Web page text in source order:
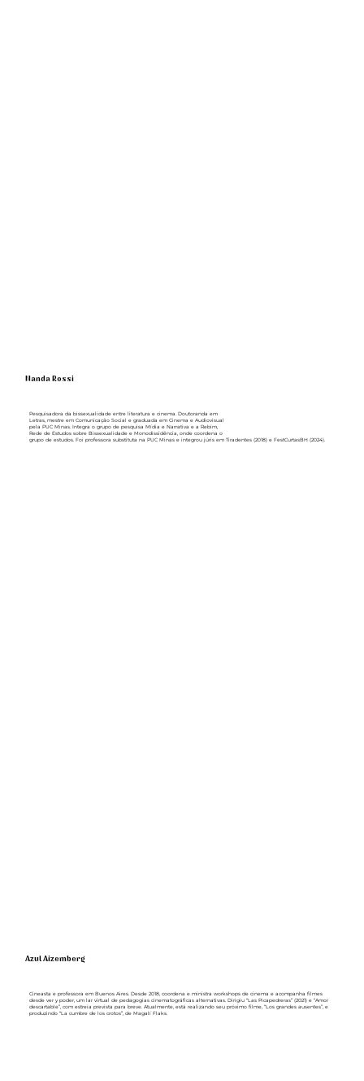
Pesquisadora da bissexualidade entre literatura e cinema. Doutoranda em
Letras, mestre em Comunicação Social e graduada em Cinema e Audiovisual
pela PUC Minas. Integra o grupo de pesquisa Mídia e Narrativa e a Rebim,
Rede de Estudos sobre Bissexualidade e Monodissidência, onde coordena o
grupo de estudos. Foi professora substituta na PUC Minas e integrou júris em Tiradentes (2018) e FestCurtasBH (2024).
Nanda Rossi
Cineasta e professora em Buenos Aires. Desde 2018, coordena e ministra workshops de cinema e acompanha filmes
desde ver y poder, um lar virtual de pedagogias cinematográficas alternativas. Dirigiu “Las Picapedreras” (2021) e “Amor
descartable”, com estreia prevista para breve. Atualmente, está realizando seu próximo filme, “Los grandes ausentes”, e
produzindo “La cumbre de los crotos”, de Magalí Flaks.
Azul Aizemberg